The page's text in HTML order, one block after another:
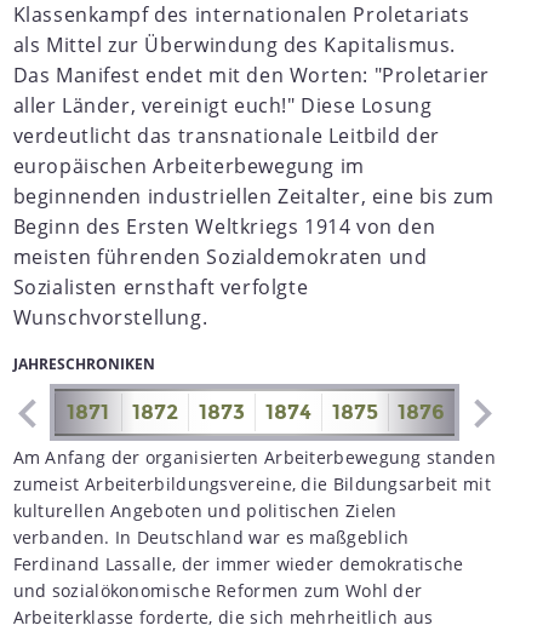
Klassenkampf des internationalen Proletariats
als Mittel zur Überwindung des Kapitalismus.
Das Manifest endet mit den Worten: "Proletarier
aller Länder, vereinigt euch!" Diese Losung
verdeutlicht das transnationale Leitbild der
europäischen Arbeiterbewegung im
beginnenden industriellen Zeitalter, eine bis zum
Beginn des Ersten Weltkriegs 1914 von den
meisten führenden Sozialdemokraten und
Sozialisten ernsthaft verfolgte
Wunschvorstellung.
JAHRESCHRONIKEN
1871 1872 1873 1874 1875 1876 1877
Am Anfang der organisierten Arbeiterbewegung standen
zumeist Arbeiterbildungsvereine, die Bildungsarbeit mit
kulturellen Angeboten und politischen Zielen
verbanden. In Deutschland war es maßgeblich
Ferdinand Lassalle, der immer wieder demokratische
und sozialökonomische Reformen zum Wohl der
Arbeiterklasse forderte, die sich mehrheitlich aus